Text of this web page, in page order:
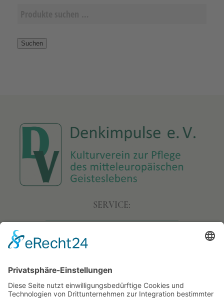
Suchen
SERVICE:
• Allgemeine Geschäftsbedingungen
• Widerruf
• Datenschutz